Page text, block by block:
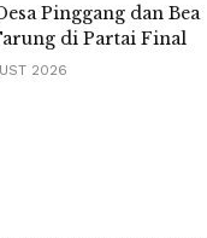
Pinggang dan Bea
di Partai Final
2026